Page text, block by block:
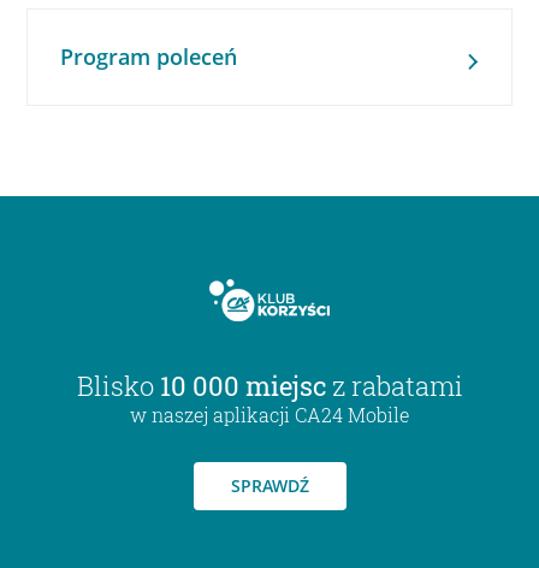
Program poleceń
Blisko 10 000 miejsc z rabatami
w naszej aplikacji CA24 Mobile
SPRAWDŹ